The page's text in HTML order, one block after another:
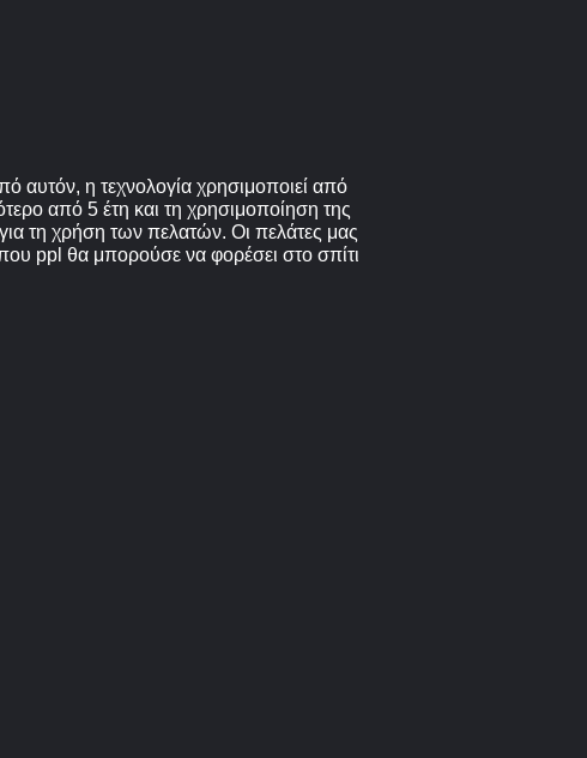
αυτόν, η τεχνολογία χρησιμοποιεί από
από 5 έτη και τη χρησιμοποίηση της
τη χρήση των πελατών. Οι πελάτες μας
ppl θα μπορούσε να φορέσει στο σπίτι